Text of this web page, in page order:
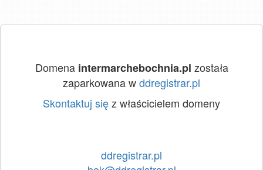
Domena intermarchebochnia.pl została
zaparkowana wddregistrar.pl
Skontaktuj sięz właścicielem domeny
ddregistrar.pl